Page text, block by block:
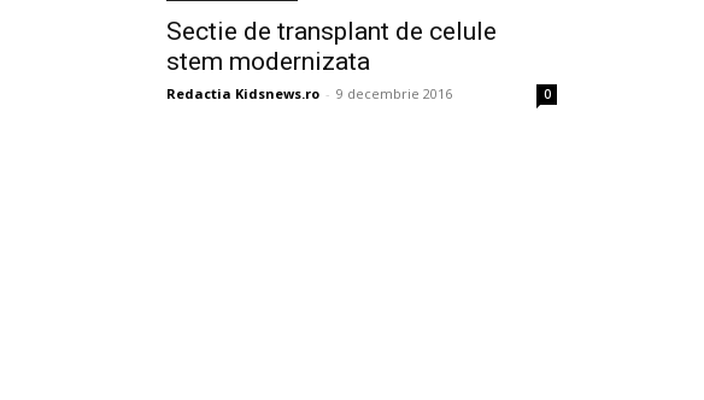
Sectie de transplant de celule
stem modernizata
Redactia Kidsnews.ro - 9 decembrie 2016 0